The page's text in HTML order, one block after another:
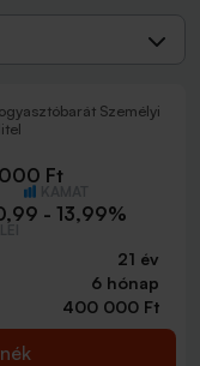
Személyi
Ft
- 13,99%
21 év
6 hónap
400 000 Ft